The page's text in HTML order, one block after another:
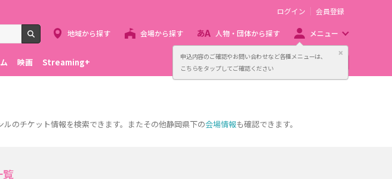
申込内容のご確認やお問い合わせなど各種メニューは、
こちらをタップしてご確認ください
閉じる
検索
ログイン 会員登録
地域から探す 会場から探す 人物・団体から探す メニュー
映画 Streaming+ 主催者向け販売サービス
のチケット情報を検索できます。またその他静岡県下の会場情報も確認できます。
覧